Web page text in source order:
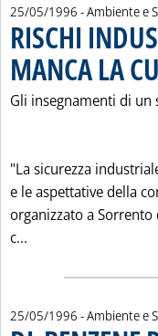
25/05/1996 - Ambiente e
RISCHI
MANCA LA
Gli insegnamenti di un
"La sicurezza
e le aspettative della
organizzato a
c...
25/05/1996 - Ambiente e